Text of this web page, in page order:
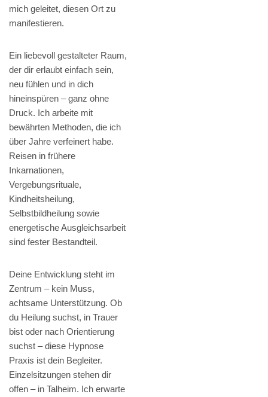
mich geleitet, diesen Ort zu
manifestieren.
Ein liebevoll gestalteter Raum,
der dir erlaubt einfach sein,
neu fühlen und in dich
hineinspüren – ganz ohne
Druck. Ich arbeite mit
bewährten Methoden, die ich
über Jahre verfeinert habe.
Reisen in frühere
Inkarnationen,
Vergebungsrituale,
Kindheitsheilung,
Selbstbildheilung sowie
energetische Ausgleichsarbeit
sind fester Bestandteil.
Deine Entwicklung steht im
Zentrum – kein Muss,
achtsame Unterstützung. Ob
du Heilung suchst, in Trauer
bist oder nach Orientierung
suchst – diese Hypnose
Praxis ist dein Begleiter.
Einzelsitzungen stehen dir
offen – in Talheim. Ich erwarte